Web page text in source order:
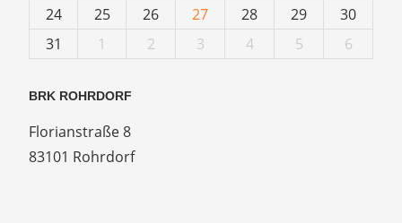
24
25 26 27 28 29
30
31
1 2 3 4 5 6
BRK ROHRDORF
Florianstraße 8
83101 Rohrdorf